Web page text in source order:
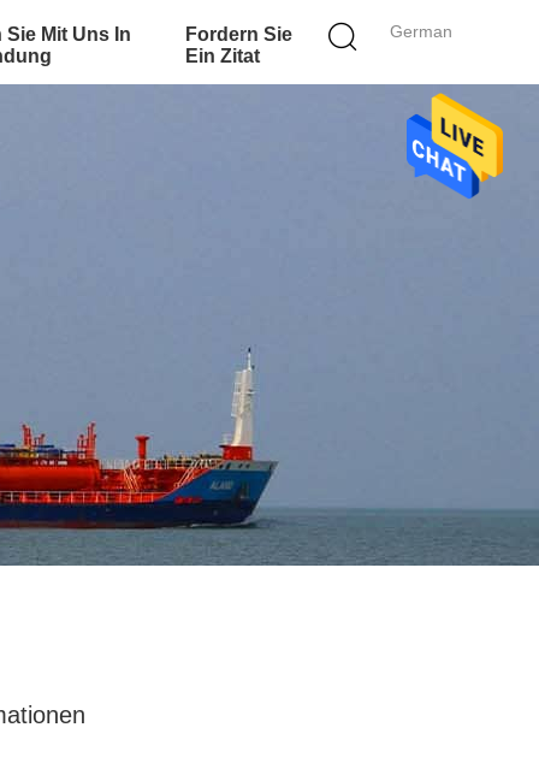
German
Sie Mit Uns In
Fordern Sie
Ein Zitat